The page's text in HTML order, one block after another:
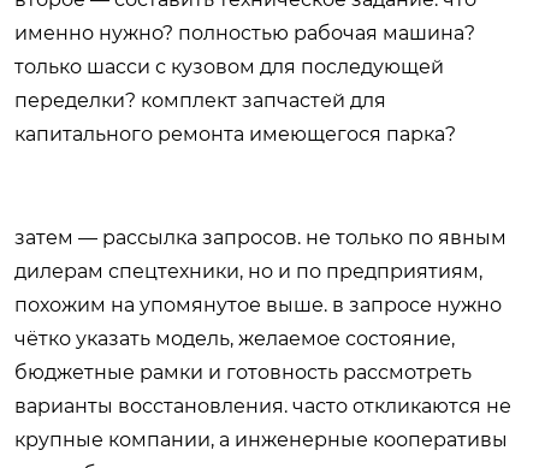
именно нужно? полностью рабочая машина?
только шасси с кузовом для последующей
переделки? комплект запчастей для
капитального ремонта имеющегося парка?
затем — рассылка запросов. не только по явным
дилерам спецтехники, но и по предприятиям,
похожим на упомянутое выше. в запросе нужно
чётко указать модель, желаемое состояние,
бюджетные рамки и готовность рассмотреть
варианты восстановления. часто откликаются не
крупные компании, а инженерные кооперативы